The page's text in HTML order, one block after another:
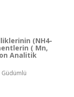
(NH4-
( Mn,
Analitik
Güdümlü